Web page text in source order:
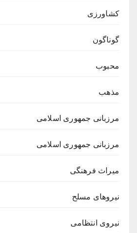
کشاورزی
گوناگون
محبوب
مذهب
مرزبانی جمهوری اسلامی
مرزبانی جمهوری اسلامی
میراث فرهنگی
نیروهای مسلح
نیروی انتظامی